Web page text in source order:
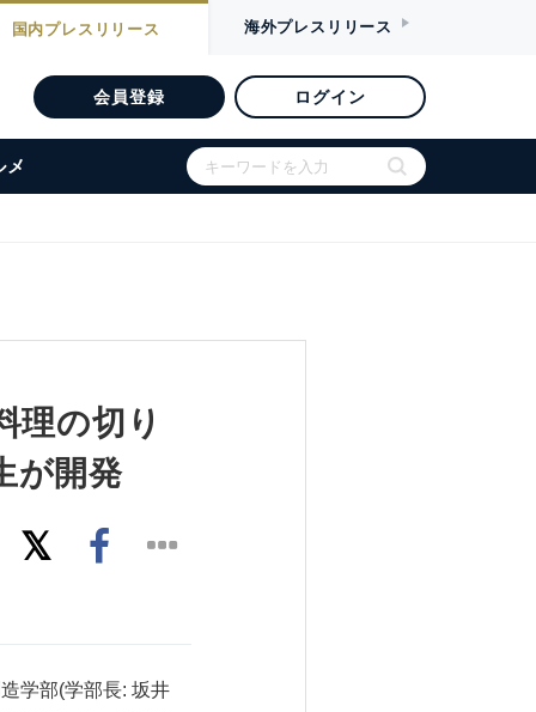
国内プレスリリース 海外プレスリリース
会員登録 ログイン
メ
理の切り
が開発
学部(学部長: 坂井